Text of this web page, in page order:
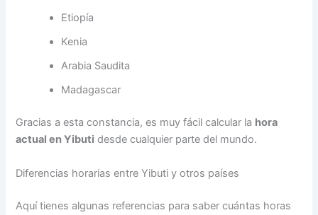
Etiopía
Kenia
Arabia Saudita
Madagascar
Gracias a esta constancia, es muy fácil calcular la hora
actual en Yibuti desde cualquier parte del mundo.
Diferencias horarias entre Yibuti y otros países
Aquí tienes algunas referencias para saber cuántas horas